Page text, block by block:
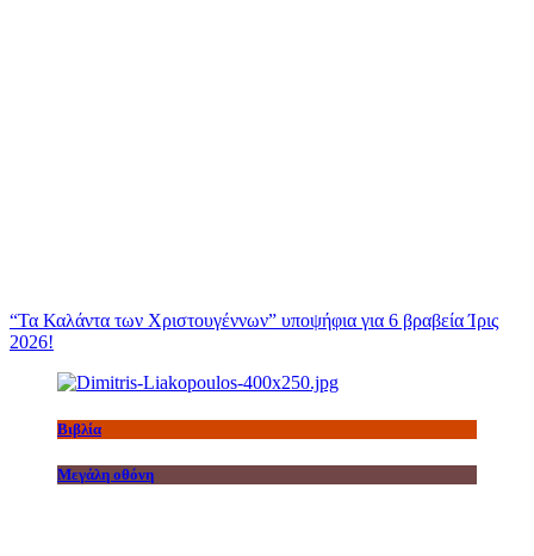
“Τα Καλάντα των Χριστουγέννων” υποψήφια για 6 βραβεία Ίρις
2026!
Βιβλία
Μεγάλη οθόνη